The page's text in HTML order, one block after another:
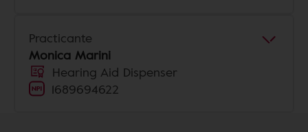
Practicante
Monica Marini
Hearing Aid Dispenser
1689694622